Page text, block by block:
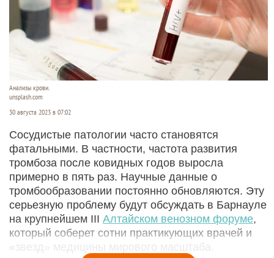
Анализы крови.
unsplash.com
30 августа 2023 в 07:02
Сосудистые патологии часто становятся
фатальными. В частности, частота развития
тромбоза после ковидных годов выросла
примерно в пять раз. Научные данные о
тромбообразовании постоянно обновляются. Эту
серьезную проблему будут обсуждать в Барнауле
на крупнейшем III Алтайском венозном форуме,
который соберет сотни практикующих врачей и
«звезд» медицины мирового масштаба.